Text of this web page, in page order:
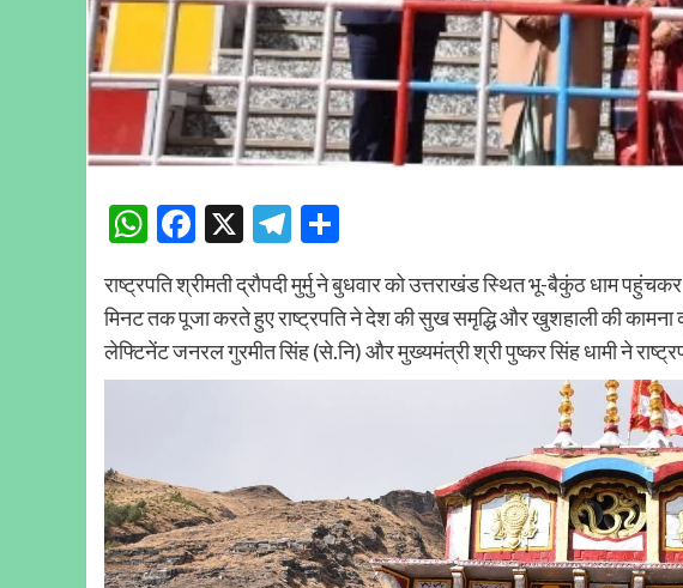
WhatsApp
Facebook
X Telegram
राष्ट्रपति श्रीमती द्रौपदी मुर्मु ने बुधवार को उत्तराखंड स्थित भू-बैकुंठ धाम
मिनट तक पूजा करते हुए राष्ट्रपति ने देश की सुख समृद्धि और खुशहाली की
लेफ्टिनेंट जनरल गुरमीत सिंह (से.नि) और मुख्यमंत्री श्री पुष्कर सिंह धामी ने